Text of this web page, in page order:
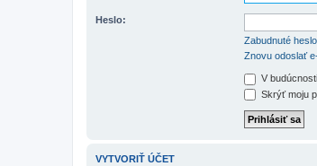
Heslo:
Zabudnuté heslo
Znovu odoslať
V
Skrýť moju
VYTVORIŤ ÚČET